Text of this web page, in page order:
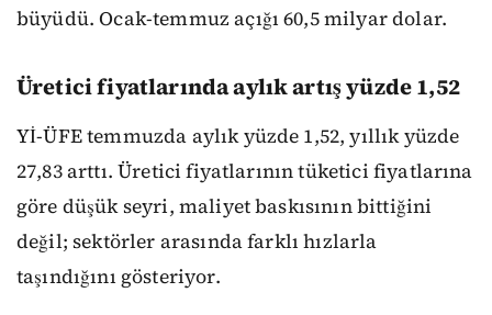
büyüdü. Ocak-temmuz açığı 60,5 milyar dolar.
Üretici fiyatlarında aylık artış yüzde 1,52
Yİ-ÜFE temmuzda aylık yüzde 1,52, yıllık yüzde
27,83 arttı. Üretici fiyatlarının tüketici fiyatlarına
göre düşük seyri, maliyet baskısının bittiğini
değil; sektörler arasında farklı hızlarla
taşındığını gösteriyor.